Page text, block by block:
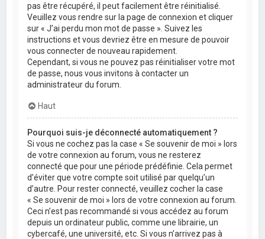
pas être récupéré, il peut facilement être réinitialisé.
Veuillez vous rendre sur la page de connexion et cliquer
sur « J’ai perdu mon mot de passe ». Suivez les
instructions et vous devriez être en mesure de pouvoir
vous connecter de nouveau rapidement.
Cependant, si vous ne pouvez pas réinitialiser votre mot
de passe, nous vous invitons à contacter un
administrateur du forum.
Haut
Pourquoi suis-je déconnecté automatiquement ?
Si vous ne cochez pas la case « Se souvenir de moi » lors
de votre connexion au forum, vous ne resterez
connecté que pour une période prédéfinie. Cela permet
d’éviter que votre compte soit utilisé par quelqu’un
d’autre. Pour rester connecté, veuillez cocher la case
« Se souvenir de moi » lors de votre connexion au forum.
Ceci n’est pas recommandé si vous accédez au forum
depuis un ordinateur public, comme une librairie, un
cybercafé, une université, etc. Si vous n’arrivez pas à